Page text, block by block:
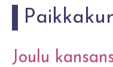
Joulu